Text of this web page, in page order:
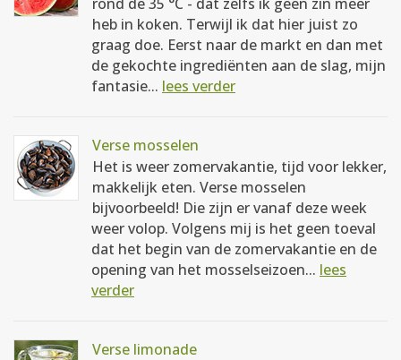
heb in koken. Terwijl ik dat hier juist zo
graag doe. Eerst naar de markt en dan met
de gekochte ingrediënten aan de slag, mijn
fantasie... lees verder
Verse mosselen
Het is weer zomervakantie, tijd voor lekker,
makkelijk eten. Verse mosselen
bijvoorbeeld! Die zijn er vanaf deze week
weer volop. Volgens mij is het geen toeval
dat het begin van de zomervakantie en de
opening van het mosselseizoen... lees
verder
Verse limonade